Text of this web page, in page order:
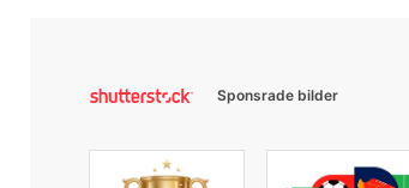
Sponsrade bilder